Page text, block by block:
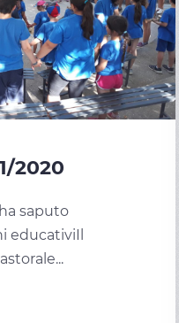
2020
saputo
educativiIl